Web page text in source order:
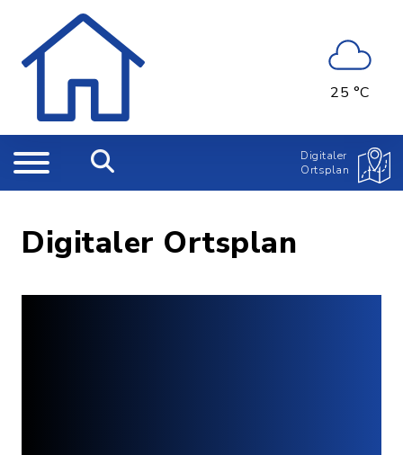
25 °C
Digitaler
Ortsplan
Digitaler Ortsplan